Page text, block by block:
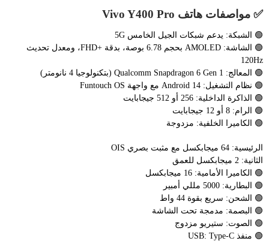
✅ مواصفات هاتف Vivo Y400 Pro
🟢 الشبكة: يدعم شبكات الجيل الخامس 5G
🟢 الشاشة: AMOLED بحجم 6.78 بوصة، بدقة +FHD، ومعدل تحديث
120Hz
🟢 المعالج: Qualcomm Snapdragon 6 Gen 1 (بتكنولوجيا 4 نانومتر)
🟢 نظام التشغيل: Android 14 مع واجهة Funtouch OS
🟢 الذاكرة الداخلية: 256 أو 512 جيجابايت
🟢 الرام: 8 أو 12 جيجابايت
🟢 الكاميرا الخلفية: مزدوجة
الرئيسية: 64 ميجابكسل مع مثبت بصري OIS
الثانية: 2 ميجابكسل للعمق
🟢 الكاميرا الأمامية: 16 ميجابكسل
🟢 البطارية: 5000 مللي أمبير
🟢 الشحن: سريع بقوة 44 واط
🟢 البصمة: مدمجة تحت الشاشة
🟢 الصوت: ستيريو مزدوج
🟢 منفذ USB: Type-C